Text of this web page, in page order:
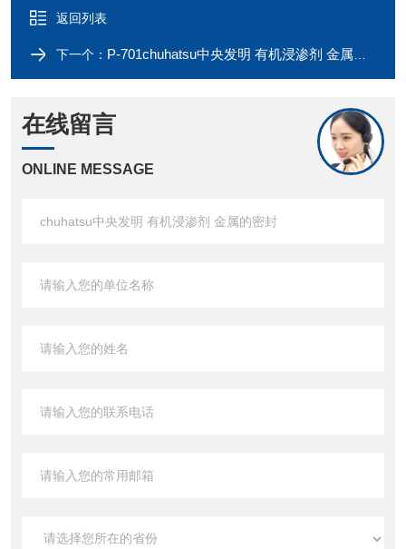
返回列表
下一个： P-701chuhatsu中央发明 有机浸渗剂 金属的密封
在线留言
ONLINE MESSAGE